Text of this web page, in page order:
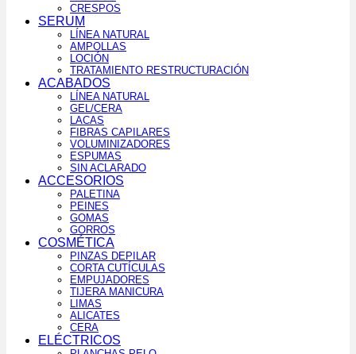
CRESPOS
SERUM
LÍNEA NATURAL
AMPOLLAS
LOCIÓN
TRATAMIENTO RESTRUCTURACIÓN
ACABADOS
LÍNEA NATURAL
GEL/CERA
LACAS
FIBRAS CAPILARES
VOLUMINIZADORES
ESPUMAS
SIN ACLARADO
ACCESORIOS
PALETINA
PEINES
GOMAS
GORROS
COSMÉTICA
PINZAS DEPILAR
CORTA CUTÍCULAS
EMPUJADORES
TIJERA MANICURA
LIMAS
ALICATES
CERA
ELÉCTRICOS